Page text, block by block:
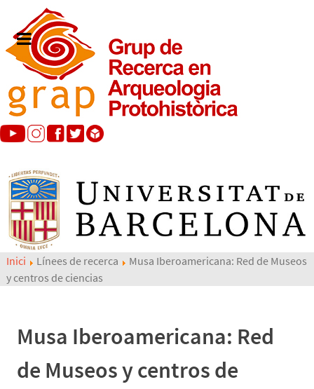
Inici Línees de recerca
Musa Iberoamericana: Red de Museos
y centros de ciencias
Musa Iberoamericana: Red
de Museos y centros de